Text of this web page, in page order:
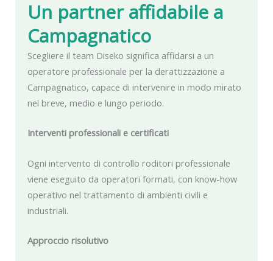
Un partner affidabile a
Campagnatico
Scegliere il team Diseko significa affidarsi a un
operatore professionale per la derattizzazione a
Campagnatico, capace di intervenire in modo mirato
nel breve, medio e lungo periodo.
Interventi professionali e certificati
Ogni intervento di controllo roditori professionale
viene eseguito da operatori formati, con know-how
operativo nel trattamento di ambienti civili e
industriali.
Approccio risolutivo